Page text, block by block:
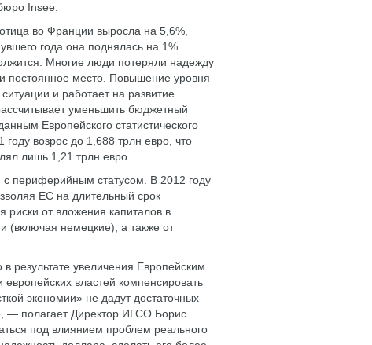
Insee.
во Франции выросла на 5,6%,
года она поднялась на 1%.
Многие люди потеряли надежду
постоянное место. Повышение уровня
и работает на развитие
уменьшить бюджетный
Европейского статистического
году возрос до 1,688 трлн евро, что
лишь 1,21 трлн евро.
периферийным статусом. В 2012 году
ЕС на длительный срок
риски от вложения капиталов в
(включая немецкие), а также от
результате увеличения Европейским
властей компенсировать
экономии» не дадут достаточных
— полагает Директор ИГСО Борис
под влиянием проблем реального